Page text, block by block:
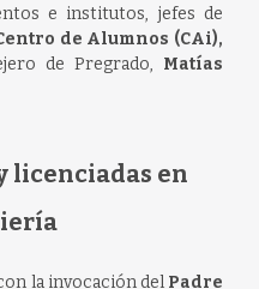
e institutos, jefes de
de Alumnos (CAi),
de Pregrado, Matías
licenciadas en
la invocación del Padre